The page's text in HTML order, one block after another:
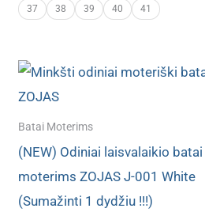
37 38 39 40 41
Batai Moterims
(NEW) Odiniai laisvalaikio batai
moterims ZOJAS J-001 White
(Sumažinti 1 dydžiu !!!)